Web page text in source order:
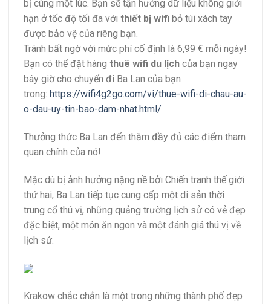
bị cùng một lúc. Bạn sẽ tận hưởng dữ liệu không giới
hạn ở tốc độ tối đa với thiết bị wifi bỏ túi xách tay
được bảo vệ của riêng bạn.
Tránh bất ngờ với mức phí cố định là 6,99 € mỗi ngày!
Bạn có thể đặt hàng thuê wifi du lịch của bạn ngay
bây giờ cho chuyến đi Ba Lan của bạn
trong: https://wifi4g2go.com/vi/thue-wifi-di-chau-au-
o-dau-uy-tin-bao-dam-nhat.html/
Thưởng thức Ba Lan đến thăm đầy đủ các điểm tham
quan chính của nó!
Mặc dù bị ảnh hưởng nặng nề bởi Chiến tranh thế giới
thứ hai, Ba Lan tiếp tục cung cấp một di sản thời
trung cổ thú vị, những quảng trường lịch sử có vẻ đẹp
đặc biệt, một món ăn ngon và một đánh giá thú vị về
lịch sử.
Krakow chắc chắn là một trong những thành phố đẹp